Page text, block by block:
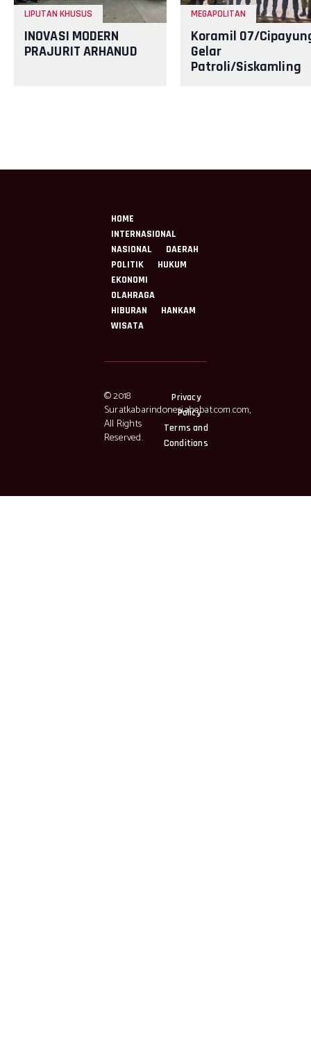
LIPUTAN KHUSUS
INOVASI MODERN
PRAJURIT ARHANUD
MEGAPOLITAN
Koramil 07/
Gelar
Patroli/Siskamling
HOME
INTERNASIONAL
NASIONAL
DAERAH
POLITIK
HUKUM
EKONOMI
OLAHRAGA
HIBURAN
HANKAM
WISATA
© 2018
Suratkabarindonesiahebat.com.com,
All Rights
Reserved.
Privacy
Policy
Terms and
Conditions